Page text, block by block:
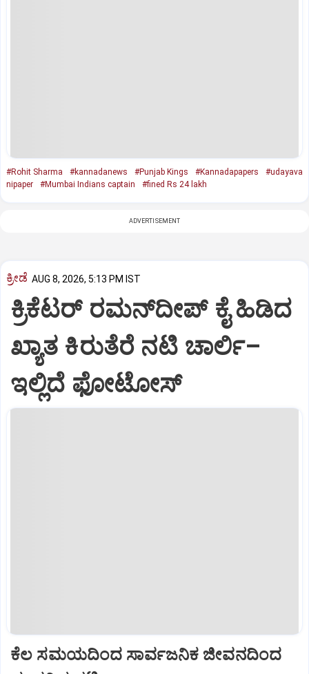
#Rohit Sharma #kannadanews #Punjab Kings #Kannadapapers
#udayava
nipaper
#Mumbai Indians captain #fined Rs 24 lakh
ADVERTISEMENT
ಕ್ರೀಡೆ AUG 8, 2026, 5:13 PM IST
ಕ್ರಿಕೆಟರ್‌ ರಮನ್‌ದೀಪ್‌ ಕೈ ಹಿಡಿದ
ಖ್ಯಾತ ಕಿರುತೆರೆ ನಟಿ ಚಾರ್ಲಿ–
ಇಲ್ಲಿದೆ ಫೋಟೋಸ್
ಕೆಲ ಸಮಯದಿಂದ ಸಾರ್ವಜನಿಕ ಜೀವನದಿಂದ